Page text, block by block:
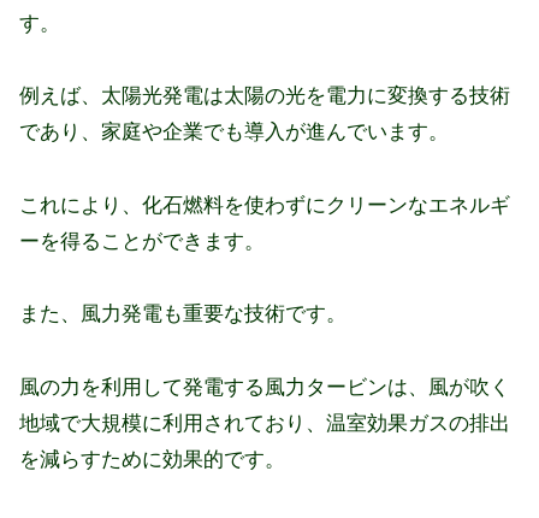
す。
例えば、太陽光発電は太陽の光を電力に変換する技術
であり、家庭や企業でも導入が進んでいます。
これにより、化石燃料を使わずにクリーンなエネルギ
ーを得ることができます。
また、風力発電も重要な技術です。
風の力を利用して発電する風力タービンは、風が吹く
地域で大規模に利用されており、温室効果ガスの排出
を減らすために効果的です。